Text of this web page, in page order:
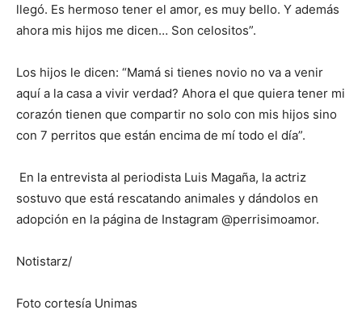
llegó. Es hermoso tener el amor, es muy bello. Y además
ahora mis hijos me dicen… Son celositos”.
Los hijos le dicen: “Mamá si tienes novio no va a venir
aquí a la casa a vivir verdad? Ahora el que quiera tener mi
corazón tienen que compartir no solo con mis hijos sino
con 7 perritos que están encima de mí todo el día”.
En la entrevista al periodista Luis Magaña, la actriz
sostuvo que está rescatando animales y dándolos en
adopción en la página de Instagram @perrisimoamor.
Notistarz/
Foto cortesía Unimas